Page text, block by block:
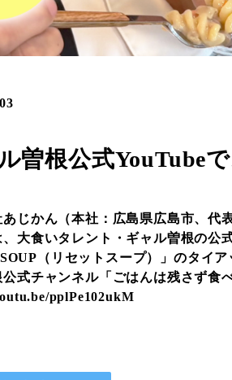
曽根公式YouTube
あじかん（本社：広島県広島市、代
、大食いタレント・ギャル曽根の公
（リセットスープ）」のタイ
公式チャンネル「ごはんは残さ
pplPe102ukM